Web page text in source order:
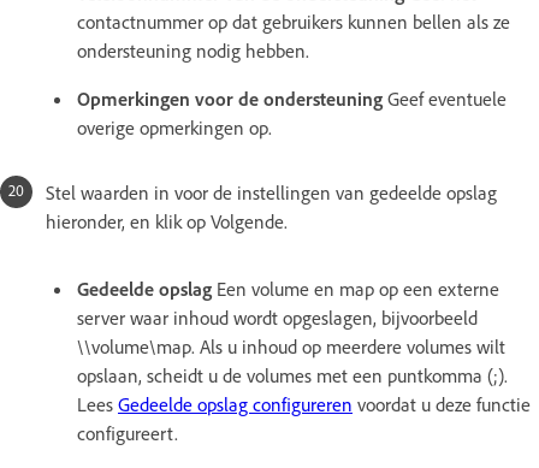
contactnummer op dat gebruikers kunnen bellen als ze
ondersteuning nodig hebben.
Opmerkingen voor de ondersteuning Geef eventuele
overige opmerkingen op.
Stel waarden in voor de instellingen van gedeelde opslag
hieronder, en klik op Volgende.
Gedeelde opslag Een volume en map op een externe
server waar inhoud wordt opgeslagen, bijvoorbeeld
\\volume\map. Als u inhoud op meerdere volumes wilt
opslaan, scheidt u de volumes met een puntkomma (;).
Lees Gedeelde opslag configureren voordat u deze functie
configureert.